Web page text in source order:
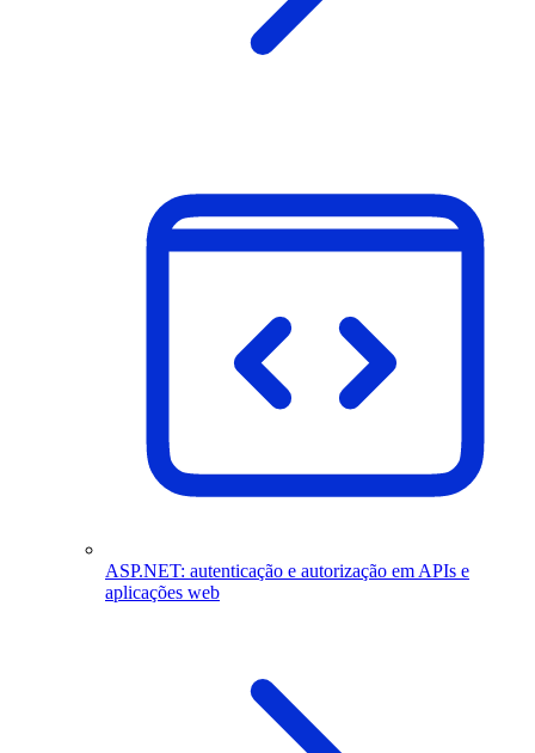
ASP.NET: autenticação e autorização em APIs e
aplicações web